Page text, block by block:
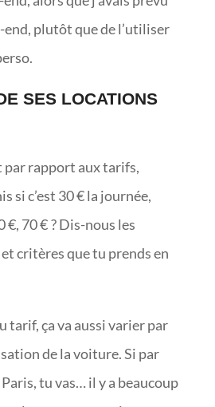
plutôt que de l’utiliser
SES LOCATIONS
rapport aux tarifs,
si c’est 30 € la journée,
€, 70 € ? Dis-nous les
critères que tu prends en
tarif, ça va aussi varier par
de la voiture. Si par
tu vas… il y a beaucoup